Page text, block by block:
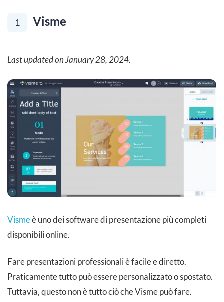
1 Visme
Last updated on January 28, 2024.
Vismeè uno dei software di presentazione più completi
disponibili online.
Fare presentazioni professionali è facile e diretto.
Praticamente tutto può essere personalizzato o spostato.
Tuttavia, questo non è tutto ciò che Visme può fare.